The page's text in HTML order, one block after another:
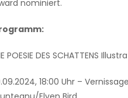
nominiert.
POESIE DES SCHATTENS
18:00 Uhr –